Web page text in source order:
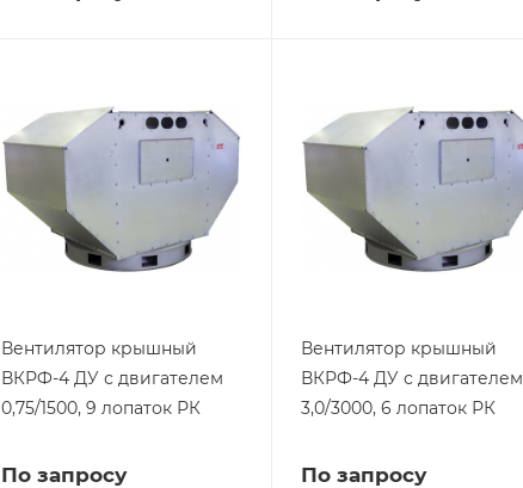
Вентилятор крышный
ВКРФ-4 ДУ с двигателем
0,75/1500, 9 лопаток РК
По запросу
Вентилятор крышный
ВКРФ-4 ДУ с двигателем
3,0/3000, 6 лопаток РК
По запросу